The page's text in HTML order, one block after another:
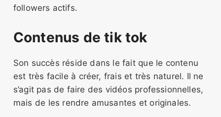
followers actifs.
Contenus de tik tok
Son succès réside dans le fait que le contenu
est très facile à créer, frais et très naturel. Il ne
s’agit pas de faire des vidéos professionnelles,
mais de les rendre amusantes et originales.